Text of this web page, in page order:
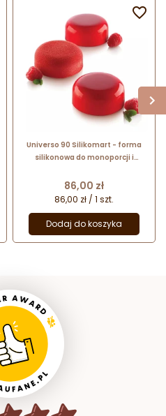
Universo 90 Silikomart - forma
silikonowa do monoporcji i
poj. 90 ml x 6 porcji
Cena
86,00 zł
86,00 zł / 1 szt.
Dodaj do koszyka
